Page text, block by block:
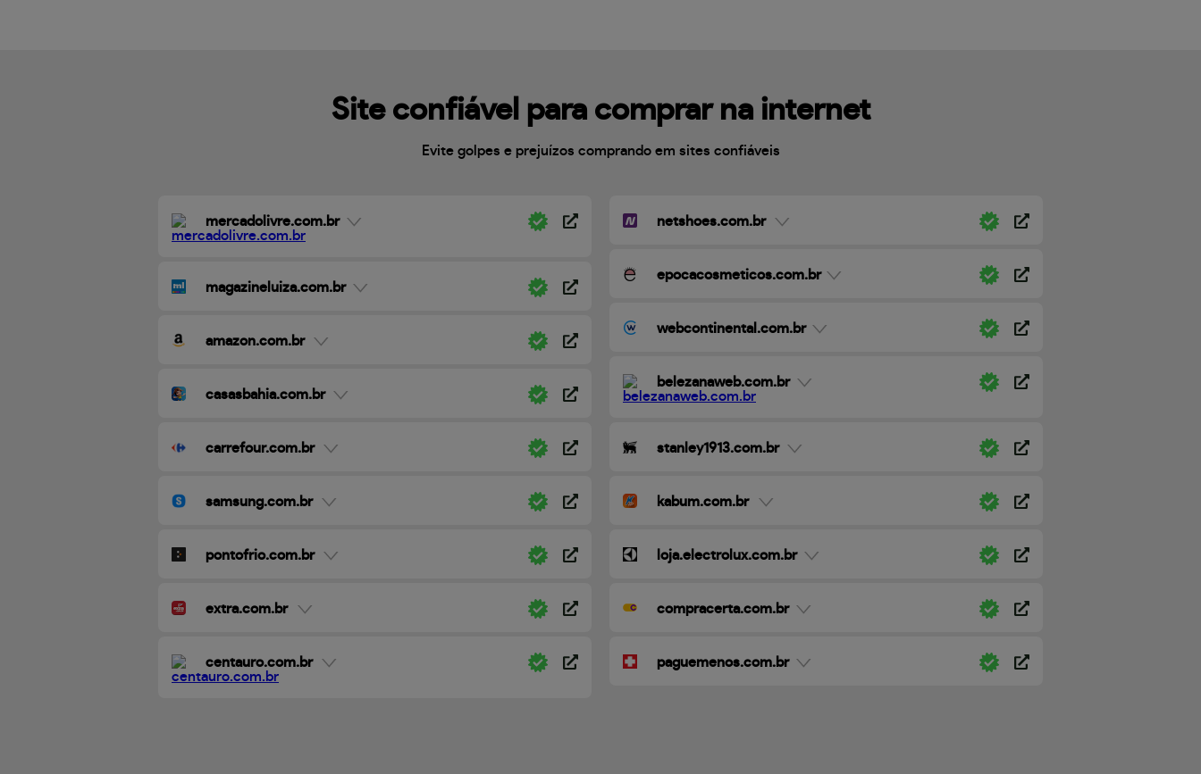
Site confiável para comprar na internet
Evite golpes e prejuízos comprando em sites confiáveis
mercadolivre.com.br
magazineluiza.com.br
amazon.com.br
casasbahia.com.br
carrefour.com.br
samsung.com.br
pontofrio.com.br
extra.com.br
centauro.com.br
netshoes.com.br
epocacosmeticos.com.br
webcontinental.com.br
belezanaweb.com.br
stanley1913.com.br
kabum.com.br
loja.electrolux.com.br
compracerta.com.br
paguemenos.com.br